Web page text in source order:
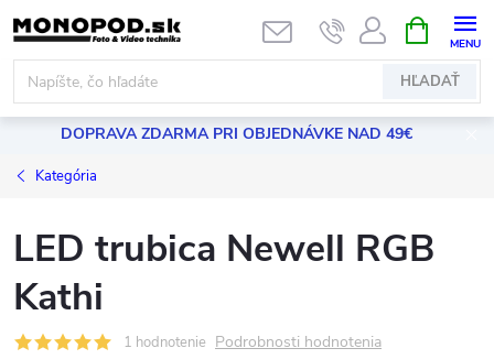
Prejsť
na
obsah
HĽADAŤ
KOŠÍK
DOPRAVA ZDARMA PRI OBJEDNÁVKE NAD 49€
Kategória
LED trubica Newell RGB
Kathi
1 hodnotenie Podrobnosti hodnotenia